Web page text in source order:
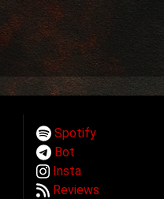
Spotify
Bot
Insta
Reviews